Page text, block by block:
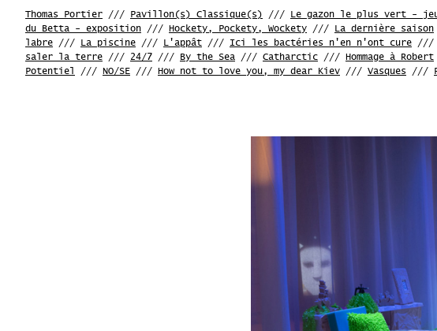
Thomas Portier /// Pavillon(s) Classique(s) /// Le gazon le plus vert -
du Betta - exposition /// Hockety, Pockety, Wockety /// La dernière saison
labre /// La piscine /// L'appât /// Ici les bactéries n'en n'ont cure ///
saler la terre /// 24/7 /// By the Sea /// Catharctic /// Hommage à Robert
Potentiel
/// NO/SE /// How not to love you, my dear Kiev /// Vasques ///